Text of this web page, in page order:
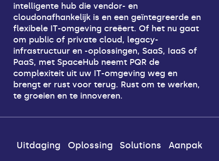
intelligente hub die vendor- en
cloudonafhankelijk is en een geïntegreerde en
flexibele IT-omgeving creëert. Of het nu gaat
om public of private cloud, legacy-
infrastructuur en -oplossingen, SaaS, IaaS of
PaaS, met SpaceHub neemt PQR de
complexiteit uit uw IT-omgeving weg en
brengt er rust voor terug. Rust om te werken,
te groeien en te innoveren.
Uitdaging Oplossing Solutions Aanpak